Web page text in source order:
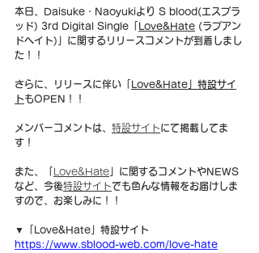
本日、Daisuke・Naoyukiより S blood(エスブラ
ッド) 3rd Digital Single「 Love&Hate (ラブアン
ドヘイト)」に関するリリースコメントが到着しまし
た！！
さらに、リリースに伴い「 Love&Hate
特設サイ
トもOPEN！！
メンバーコメントは、 特設サイトにて掲載してま
す！
また、「 Love&Hate 」に関するコメントやNEWS
など、今後特設サイトでも色んな情報をお届けしま
すので、お楽しみに！！
▼「Love&Hate」特設サイト
https://www.sblood-web.com/love-hate